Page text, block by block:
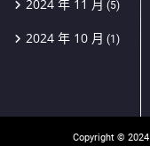
2024 年 11 月 (5)
2024 年 10 月 (1)
Copyright © 2024